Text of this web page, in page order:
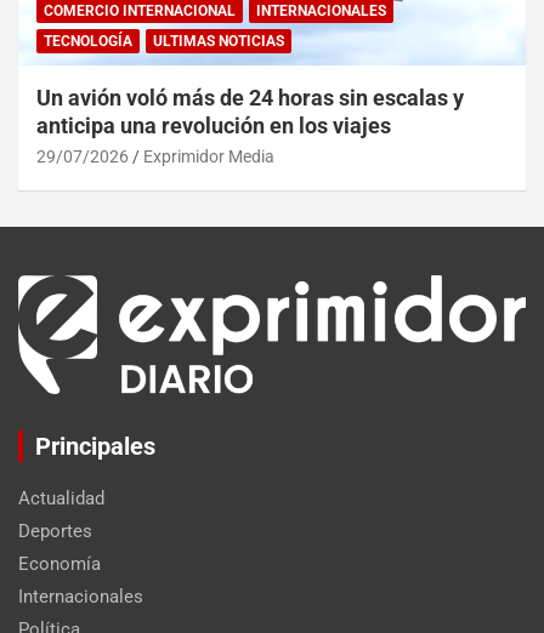
COMERCIO INTERNACIONAL
INTERNACIONALES
TECNOLOGÍA
ULTIMAS NOTICIAS
Un avión voló más de 24 horas sin escalas y
anticipa una revolución en los viajes
29/07/2026 Exprimidor Media
Principales
Actualidad
Deportes
Economía
Internacionales